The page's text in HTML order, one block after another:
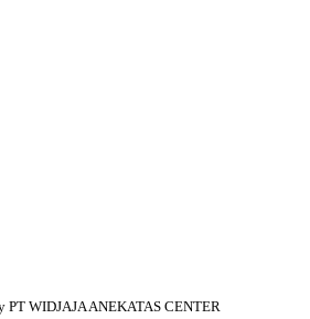
PT WIDJAJA ANEKATAS CENTER